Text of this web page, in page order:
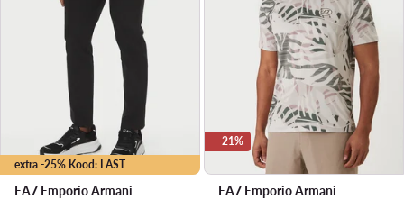
extra -25% Kood: LAST
EA7 Emporio Armani
-21%
EA7 Emporio Armani